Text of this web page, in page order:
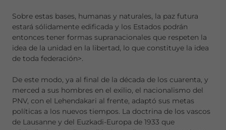
Sobre estas bases, humanas y naturales, la paz futura
estará sólidamente edificada y los Estados podrán
entonces tener formas supranacionales que respeten la
idea de la unidad en la libertad, lo que constituye la idea
de toda federación>.
De este modo, ya al final de la década de los cuarenta, y
merced a sus hombres en el exilio, el nacionalismo del
PNV, con el Lehendakari al frente, adaptó sus metas
políticas a los nuevos tiempos. La doctrina de los vascos
de Lausanne y del Euzkadi-Europa de 1933 que